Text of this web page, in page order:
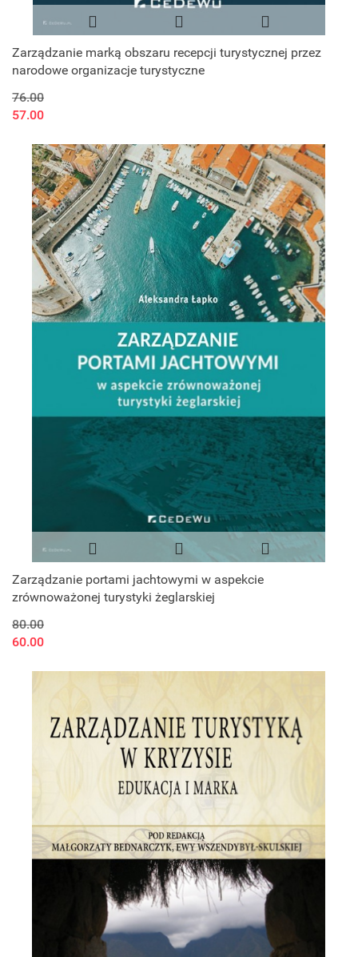
Zarządzanie marką obszaru recepcji turystycznej przez
narodowe organizacje turystyczne
76.00
57.00
Zarządzanie portami jachtowymi w aspekcie
zrównoważonej turystyki żeglarskiej
80.00
60.00